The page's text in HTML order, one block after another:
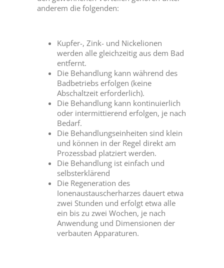
anderem die folgenden:
Kupfer-, Zink- und Nickelionen
werden alle gleichzeitig aus dem Bad
entfernt.
Die Behandlung kann während des
Badbetriebs erfolgen (keine
Abschaltzeit erforderlich).
Die Behandlung kann kontinuierlich
oder intermittierend erfolgen, je nach
Bedarf.
Die Behandlungseinheiten sind klein
und können in der Regel direkt am
Prozessbad platziert werden.
Die Behandlung ist einfach und
selbsterklärend
Die Regeneration des
Ionenaustauscherharzes dauert etwa
zwei Stunden und erfolgt etwa alle
ein bis zu zwei Wochen, je nach
Anwendung und Dimensionen der
verbauten Apparaturen.